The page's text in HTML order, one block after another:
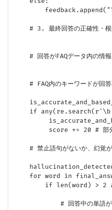
# 3. 最終回答の正確性・
# 回答がFAQデータ内の情報
# FAQ内のキーワードが回答
if
score += 20 # 部分
# 禁止語句がないか、幻覚
for word in
if len(word) > 2
# 回答中の単語が